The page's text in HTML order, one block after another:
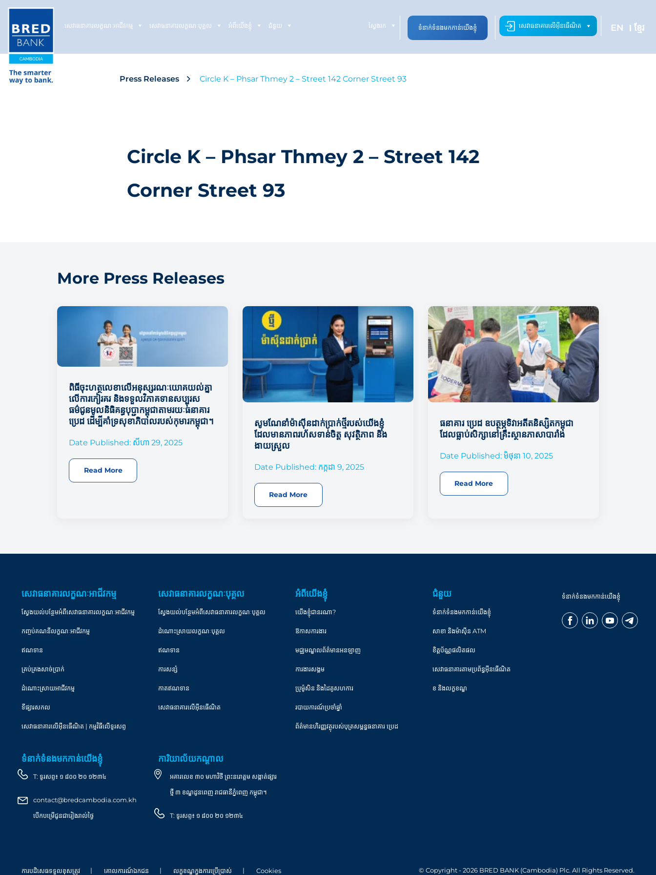
សេវាធនាគារលក្ខណៈអាជីវកម្ម សេវាធនាគារលក្ខណៈបុគ្គល អំពីយើងខ្ញុំ ជំនួយ សេវាធនាគារលើអ៊ីនធើណិត
ទំនាក់ទំនងមកកាន់យើងខ្ញុំ
ស្វែងរក EN ខ្មែរ
Press Releases Circle K – Phsar Thmey 2 – Street 142 Corner Street 93
Circle K – Phsar Thmey 2 – Street 142
Corner Street 93
More Press Releases
ពិធីចុះហត្ថលេខាលើអនុស្សរណៈយោគយល់គ្នា
លើការកៀរគរ និងទទួលវិភាគទានសប្បុរស
ធម៌ជូនមូលនិធិគន្ធបុប្ជាកម្ពុជាតាមរយៈធនាគារ
ប្រេដ ដើម្បីគាំទ្រសុខាភិបាលរបស់កុមារកម្ពុជា។
Date Published: សីហា 29, 2025
Read More
សូមណែនាំម៉ាស៊ីនដាក់ប្រាក់ថ្មីរបស់យើងខ្ញុំ
ដែលមានភាពរហ័សទាន់ចិត្ត សុវត្ថិភាព និង
ងាយស្រួល​
Date Published: កក្កដា 9, 2025
Read More
ធនាគារ ប្រេដ ឧបត្ថម្ភទិវាអតីតនិស្សិតកម្ពុជា
ដែលធ្លាប់សិក្សានៅគ្រឹះស្ថានភាសាបារាំង
Date Published: មិថុនា 10, 2025
Read More
សេវាធនាគារលក្ខណៈអាជីវកម្ម
ស្វែងយល់បន្ថែមអំពីសេវាធនាគារលក្ខណៈអាជីវកម្ម
កញ្ចប់គណនីលក្ខណៈអាជីវកម្ម
ឥណទាន
គ្រប់គ្រងសាច់ប្រាក់
ដំណោះស្រាយអាជីវកម្ម
ទីផ្សារសកល
សេវាធនាគារលើអុីនធើណិត | កម្មវិធីលើទូរសព្ទ
សេវាធនាគារលក្ខណៈបុគ្គល
ស្វែងយល់បន្ថែមអំពីសេវាធនាគារលក្ខណៈបុគ្គល
ដំណោះស្រាយលក្ខណៈបុគ្គល
ឥណទាន
ការសន្សំ
កាតឥណទាន
សេវាធនាគារលើអ៊ីនធើណិត
អំពីយើងខ្ញុំ
យើងខ្ញុំជានរណា?
ឱកាសការងារ
មជ្ឈមណ្ឌលព័ត៌មានអនឡាញ
ការងារសង្គម
ប្រូម៉ូសិន និងដៃគូសហការ
របាយការណ៍ប្រចាំឆ្នាំ
ព័ត៌មានហិរញ្ញវត្ថុរបស់បុត្រសម្ពន្ធធនាគារ ប្រេដ
ជំនួយ
ទំនាក់ទំនងមកកាន់យើងខ្ញុំ
សាខា និងម៉ាស៊ីន ATM
ខិត្តប័ណ្ណផលិតផល
សេវាធនាគារតាមប្រព័ន្ធអ៊ីនធើណិត
ខ និងលក្ខខណ្ឌ
ទំនាក់ទំនងមកកាន់យើងខ្ញុំ
T: ទូរសព្ទ៖ ១ ៨០០ ២០ ១២៣៤
contact@bredcambodia.com.kh
បើកបម្រើជូនជារៀងរាល់ថ្ងៃ
ការិយាល័យកណ្តាល
អគារលេខ ៣០ មហាវិថី ព្រះនរោត្តម សង្កាត់ផ្សារ
ថ្មី ៣ ខណ្ឌដូនពេញ រាជធានីភ្នំពេញ កម្ពុជា។
T: ទូរសព្ទ៖ ១ ៨០០ ២០ ១២៣៤
ទំនាក់ទំនងមកកាន់យើងខ្ញុំ
ការបដិសេធទទួលខុសត្រូវ គោលការណ៍ឯកជន លក្ខខណ្ឌក្នុងការប្រើប្រាស់ Cookies © Copyright - 2026 BRED BANK (Cambodia) Plc. All Rights Reserved.